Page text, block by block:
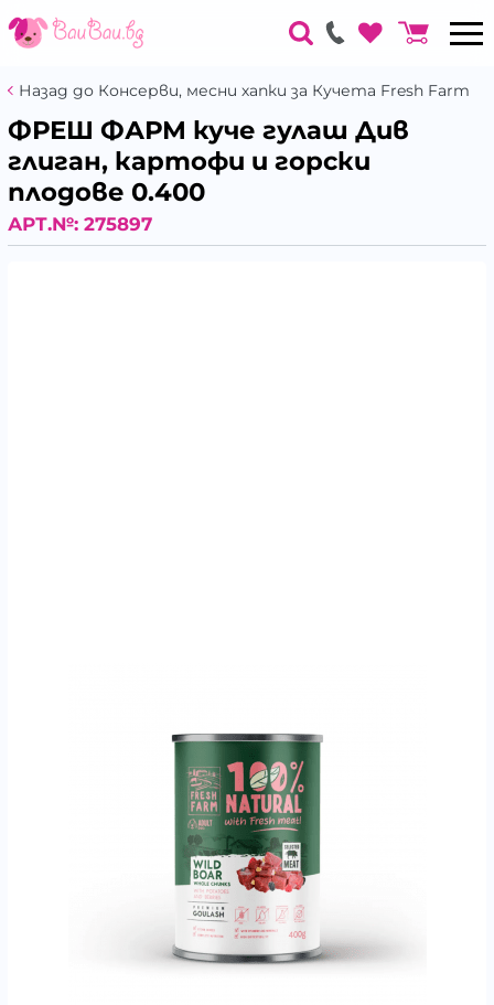
Назад до Консерви, месни хапки за Кучета Fresh Farm
ФРЕШ ФАРМ куче гулаш Див
глиган, картофи и горски
плодове 0.400
АРТ.№: 275897